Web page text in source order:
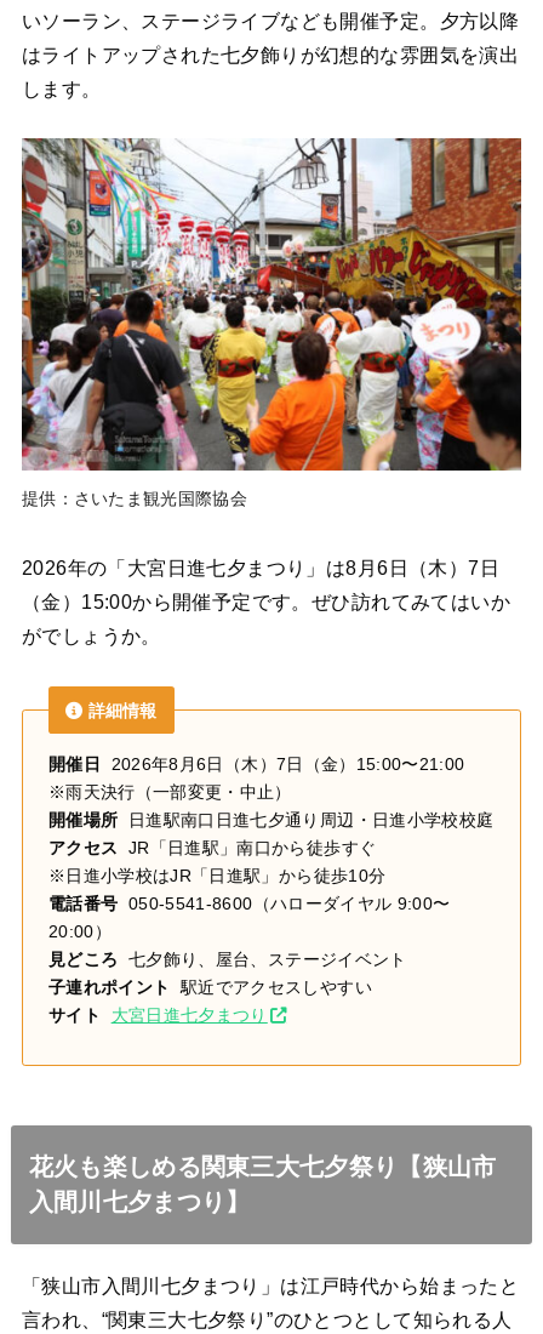
いソーラン、ステージライブなども開催予定。夕方以降
はライトアップされた七夕飾りが幻想的な雰囲気を演出
します。
提供：さいたま観光国際協会
2026年の「大宮日進七夕まつり」は8月6日（木）7日
（金）15:00から開催予定です。ぜひ訪れてみてはいか
がでしょうか。
詳細情報
開催日
2026年8月6日（木）7日（金）15:00〜21:00
※雨天決行（一部変更・中止）
開催場所 日進駅南口日進七夕通り周辺・日進小学校校庭
アクセス JR「日進駅」南口から徒歩すぐ
※日進小学校はJR「日進駅」から徒歩10分
電話番号 050-5541-8600（ハローダイヤル 9:00〜
20:00）
見どころ 七夕飾り、屋台、ステージイベント
子連れポイント
駅近でアクセスしやすい
サイト
大宮日進七夕まつり
花火も楽しめる関東三大七夕祭り【狭山市
入間川七夕まつり】
「狭山市入間川七夕まつり」は江戸時代から始まったと
言われ、“関東三大七夕祭り”のひとつとして知られる人